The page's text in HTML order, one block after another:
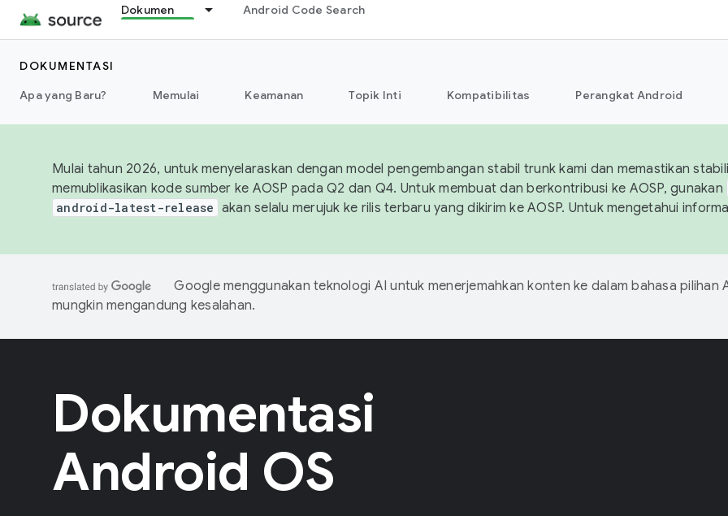
Dokumen Android Code Search
DOKUMENTASI
Apa yang Baru?
Memulai Keamanan Topik Inti Kompatibilitas Perangkat Android
Mulai tahun 2026, untuk menyelaraskan dengan model pengembangan stabil trunk kami dan memastikan
memublikasikan kode sumber ke AOSP pada Q2 dan Q4. Untuk membuat dan berkontribusi ke AOSP, gunakan
android-latest-release akan selalu merujuk ke rilis terbaru yang dikirim ke AOSP. Untuk mengetahui
Google menggunakan teknologi AI untuk menerjemahkan konten ke dalam bahasa pilihan
mungkin mengandung kesalahan.
Dokumentasi
Android OS